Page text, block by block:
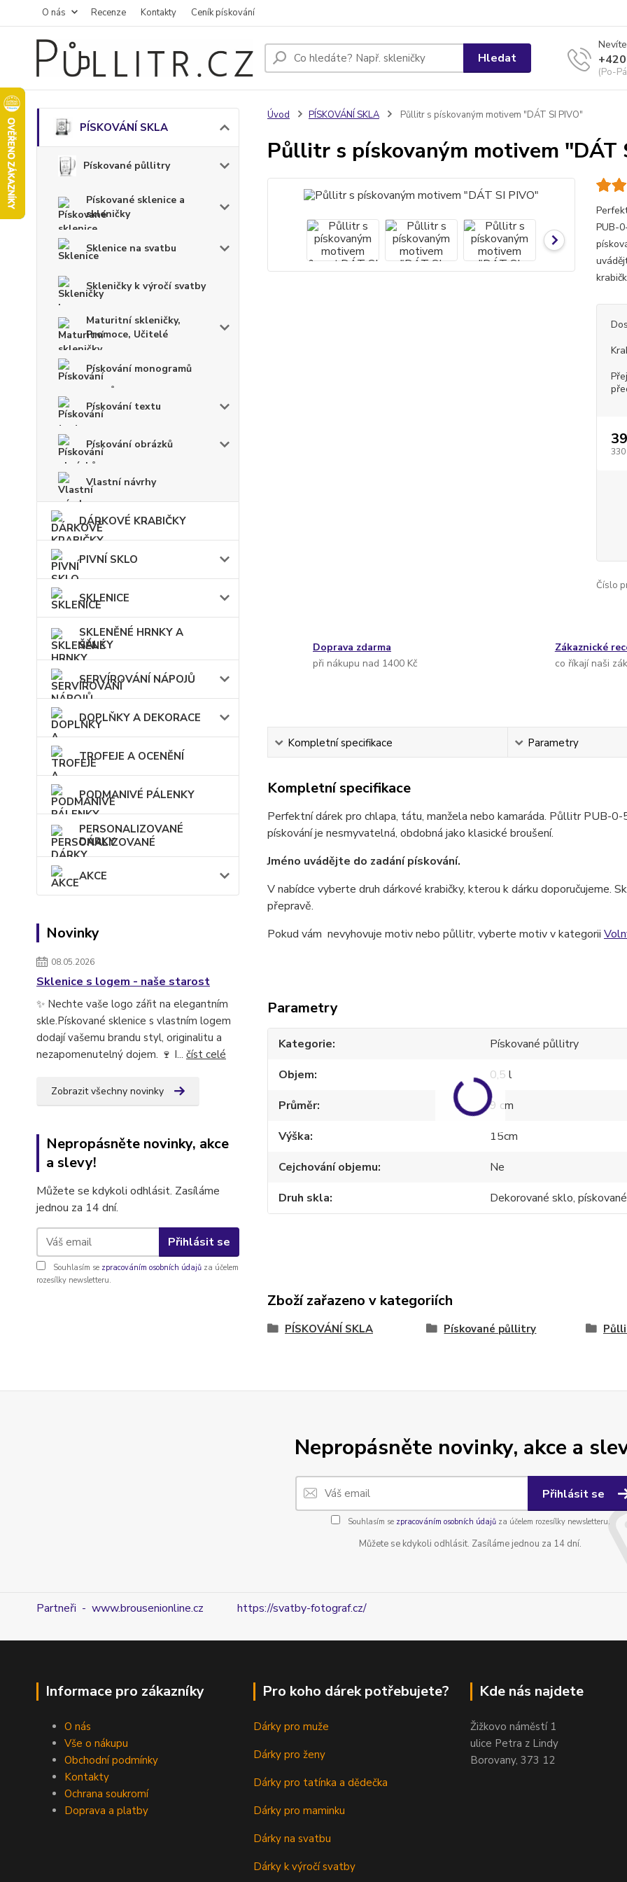
O nás Recenze Kontakty Ceník pískování
Hledat
(Po-
PÍSKOVÁNÍ SKLA
Pískované půllitry
Pískované sklenice a
skleničky
Sklenice na svatbu
Skleničky k výročí svatby
Maturitní skleničky,
Promoce, Učitelé
Pískování monogramů
Pískování textu
Pískování obrázků
Vlastní návrhy
DÁRKOVÉ KRABIČKY
PIVNÍ SKLO
SKLENICE
SKLENĚNÉ HRNKY A
ŠÁLKY
SERVÍROVÁNÍ NÁPOJŮ
DOPLŇKY A DEKORACE
TROFEJE A OCENĚNÍ
PODMANIVÉ PÁLENKY
PERSONALIZOVANÉ
DÁRKY
AKCE
Novinky
08.05.2026
Sklenice s logem - naše starost
✨ Nechte vaše logo zářit na elegantním
skle.Pískované sklenice s vlastním logem
dodají vašemu brandu styl, originalitu a
nezapomenutelný dojem. 🍷 I... číst celé
Zobrazit všechny novinky
Nepropásněte novinky, akce
a slevy!
Můžete se kdykoli odhlásit. Zasíláme
jednou za 14 dní.
Přihlásit se
Souhlasím se zpracováním osobních údajů za účelem
rozesílky newsletteru.
Úvod PÍSKOVÁNÍ SKLA Půllitr s pískovaným motivem "DÁT SI PIVO"
Půllitr s pískovaným motivem "DÁT
PUB-
330
Číslo
Doprava zdarma
při nákupu nad 1400 Kč
Zákaznické
co říkají naši
Kompletní specifikace Parametry
Kompletní specifikace
Perfektní dárek pro chlapa, tátu, manžela nebo kamaráda. Půllitr PUB-
pískování je nesmyvatelná, obdobná jako klasické broušení.
Jméno uvádějte do zadání pískování.
V nabídce vyberte druh dárkové krabičky, kterou k dárku doporučujeme.
přepravě.
Pokud vám nevyhovuje motiv nebo půllitr, vyberte motiv v kategorii
Parametry
Kategorie
Pískované půllitry
Objem
0,5 l
Průměr
9 cm
Výška
15cm
Cejchování objemu
Ne
Druh skla
Dekorované sklo,
Zboží zařazeno v kategoriích
PÍSKOVÁNÍ SKLA Pískované půllitry
Nepropásněte novinky, akce a
Přihlásit se
Souhlasím se zpracováním osobních údajůza účelem rozesílky newsletteru.
Můžete se kdykoli odhlásit. Zasíláme jednou za 14 dní.
Partneři - www.brousenionline.cz https://svatby-fotograf.cz/
Informace pro zákazníky
O nás
Vše o nákupu
Obchodní podmínky
Kontakty
Ochrana soukromí
Doprava a platby
Pro koho dárek potřebujete?
Dárky pro muže
Dárky pro ženy
Dárky pro tatínka a dědečka
Dárky pro maminku
Dárky na svatbu
Dárky k výročí svatby
Kde nás najdete
Žižkovo náměstí 1
ulice Petra z Lindy
Borovany, 373 12